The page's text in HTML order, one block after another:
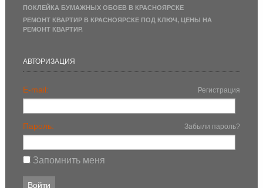
ПОКЛЕЙКА БУМАЖНЫХ ОБОЕВ В КРАСНОЯРСКЕ
РЕМОНТ КВАРТИР В КРАСНОЯРСКЕ ПОД КЛЮЧ, ЦЕНЫ НА
РЕМОНТ КВАРТИР.
АВТОРИЗАЦИЯ
E-mail: Регистрация
Пароль: Забыли пароль?
Запомнить меня